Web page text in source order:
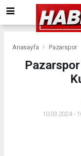
Anasayfa Pazarspor
10.03.2024 -